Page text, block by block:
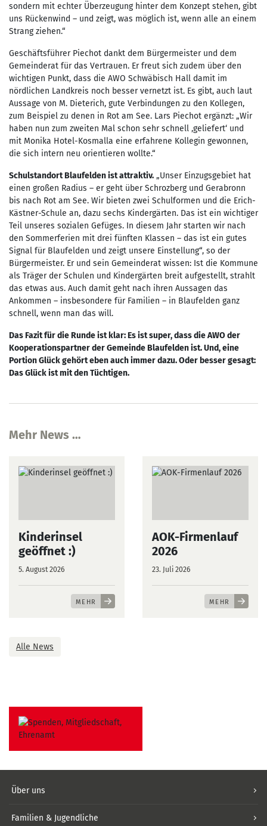
sondern mit echter Überzeugung hinter dem Konzept stehen, gibt
uns Rückenwind – und zeigt, was möglich ist, wenn alle an einem
Strang ziehen.“
Geschäftsführer Piechot dankt dem Bürgermeister und dem
Gemeinderat für das Vertrauen. Er freut sich zudem über den
wichtigen Punkt, dass die AWO Schwäbisch Hall damit im
nördlichen Landkreis noch besser vernetzt ist. Es gibt, auch laut
Aussage von M. Dieterich, gute Verbindungen zu den Kollegen,
zum Beispiel zu denen in Rot am See. Lars Piechot ergänzt: „Wir
haben nun zum zweiten Mal schon sehr schnell ‚geliefert‘ und
mit Monika Hotel-Kosmalla eine erfahrene Kollegin gewonnen,
die sich intern neu orientieren wollte.“
Schulstandort Blaufelden ist attraktiv. „Unser Einzugsgebiet hat
einen großen Radius – er geht über Schrozberg und Gerabronn
bis nach Rot am See. Wir bieten zwei Schulformen und die Erich-
Kästner-Schule an, dazu sechs Kindergärten. Das ist ein wichtiger
Teil unseres sozialen Gefüges. In diesem Jahr starten wir nach
den Sommerferien mit drei fünften Klassen – das ist ein gutes
Signal für Blaufelden und zeigt unsere Einstellung“, so der
Bürgermeister. Er und sein Gemeinderat wissen: Ist die Kommune
als Träger der Schulen und Kindergärten breit aufgestellt, strahlt
das etwas aus. Auch damit geht nach ihren Aussagen das
Ankommen – insbesondere für Familien – in Blaufelden ganz
schnell, wenn man das will.
Das Fazit für die Runde ist klar: Es ist super, dass die AWO der
Kooperationspartner der Gemeinde Blaufelden ist. Und, eine
Portion Glück gehört eben auch immer dazu. Oder besser gesagt:
Das Glück ist mit den Tüchtigen.
Mehr News …
Kinderinsel
geöffnet :)
5. August 2026
MEHR
AOK-Firmenlauf
2026
23. Juli 2026
MEHR
Alle News
Über uns
Familien & Jugendliche